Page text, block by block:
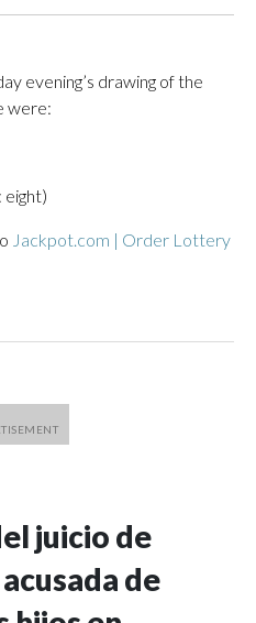
evening’s drawing of the
were:
eight)
Jackpot.com | Order Lottery
juicio de
de